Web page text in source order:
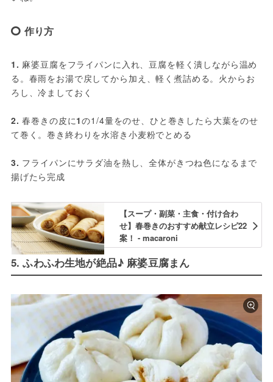
作り方
1. 麻婆豆腐をフライパンに入れ、豆腐を軽く潰しながら温め
る。春雨をお湯で戻してから加え、軽く煮詰める。火からお
ろし、冷ましておく
2. 春巻きの皮に1の1/4量をのせ、ひと巻きしたら大葉をのせ
て巻く。巻き終わりを水溶き小麦粉でとめる
3. フライパンにサラダ油を熱し、全体がきつね色になるまで
揚げたら完成
【スープ・副菜・主食・付け合わ
せ】春巻きのおすすめ献立レシピ22
案！ - macaroni
5. ふわふわ生地が絶品♪ 麻婆豆腐まん